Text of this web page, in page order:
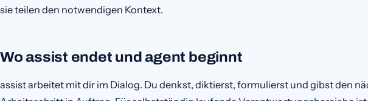
sie teilen den notwendigen Kontext.
Wo assist endet und agent beginnt
assist arbeitet mit dir im Dialog. Du denkst, diktierst, formulierst und gibst den